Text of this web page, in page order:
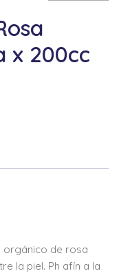
x 200cc
orgánico de rosa
la piel. Ph afín a la